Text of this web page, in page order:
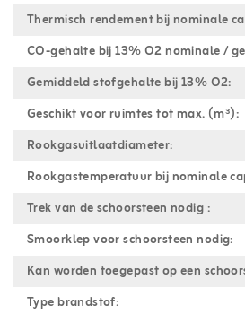
Thermisch rendement bij nominale
CO-gehalte bij 13% O2 nominale /
Gemiddeld stofgehalte bij 13% O2:
Geschikt voor ruimtes tot max. (m³):
Rookgasuitlaatdiameter:
Rookgastemperatuur bij nominale
Trek van de schoorsteen nodig :
Smoorklep voor schoorsteen nodig:
Kan worden toegepast op een
Type brandstof: